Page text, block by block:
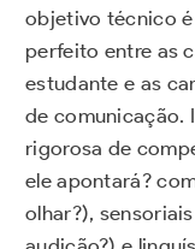
objetivo técnico
perfeito entre as
estudante e as
de comunicação.
rigorosa de
ele apontará?
olhar?),